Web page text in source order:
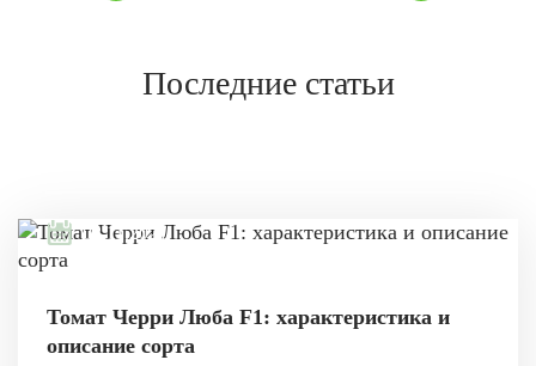
Последние статьи
08.11.2021
Томат Черри Люба F1: характеристика и
описание сорта